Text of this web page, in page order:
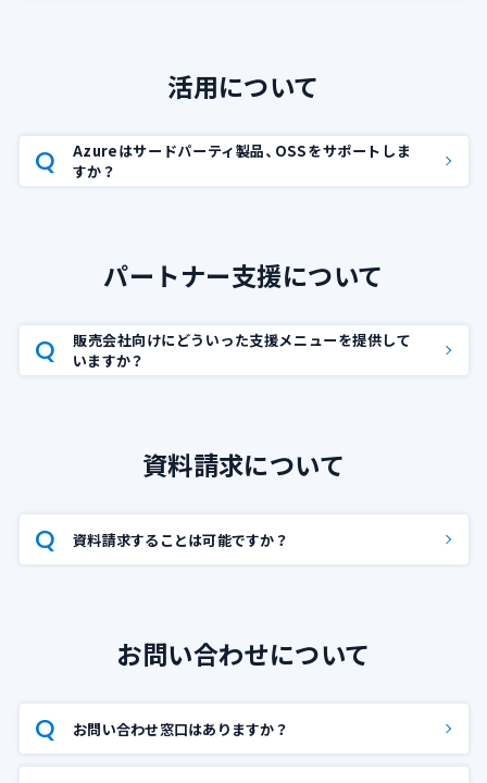
活用について
Azureはサードパーティ製品、OSSをサポートしま
すか？
パートナー支援について
販売会社向けにどういった支援メニューを提供して
いますか？
資料請求について
資料請求することは可能ですか？
お問い合わせについて
お問い合わせ窓口はありますか？